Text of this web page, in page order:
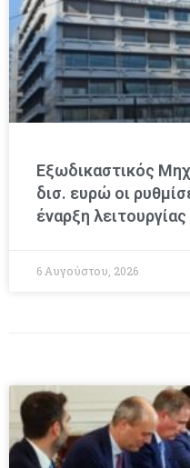
Εξωδικαστικός
δισ. ευρώ οι
έναρξη
6 Αυγούστου, 2026